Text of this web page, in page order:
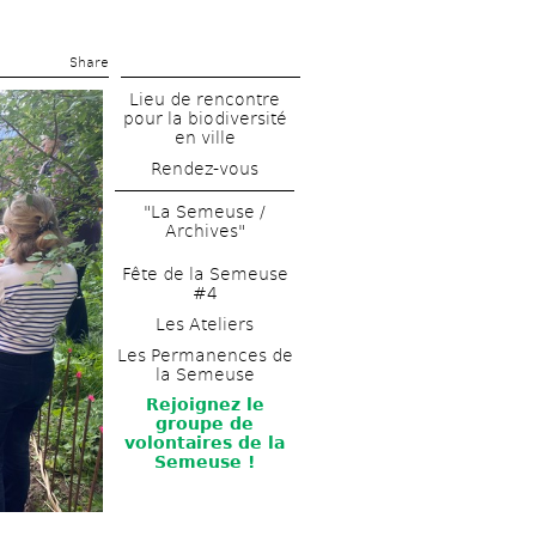
Share
Lieu de rencontre
pour la biodiversité
en ville
Rendez-vous
"La Semeuse /
Archives"
Fête de la Semeuse
#4
Les Ateliers
Les Permanences de
la Semeuse
Rejoignez le
groupe de
volontaires de la
Semeuse !